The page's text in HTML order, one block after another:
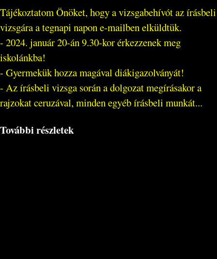
Tájékoztatom Önöket, hogy a vizsgabehívót az írásbeli
vizsgára a tegnapi napon e-mailben elküldtük.
- 2024. január 20-án 9.30-kor érkezzenek meg
iskolánkba!
- Gyermekük hozza magával diákigazolványát!
- Az írásbeli vizsga során a dolgozat megírásakor a
rajzokat ceruzával, minden egyéb írásbeli munkát...
További részletek